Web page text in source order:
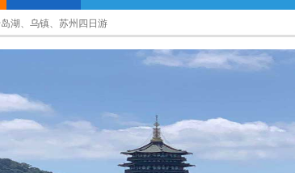
湖、乌镇、苏州四日游